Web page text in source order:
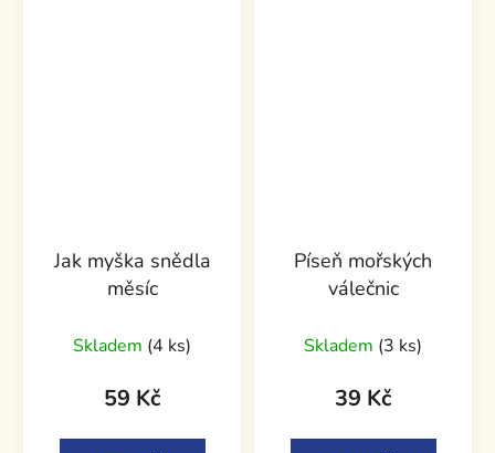
Jak myška snědla
měsíc
Skladem (4 ks)
59 Kč
Píseň mořských
válečnic
Skladem (3 ks)
39 Kč